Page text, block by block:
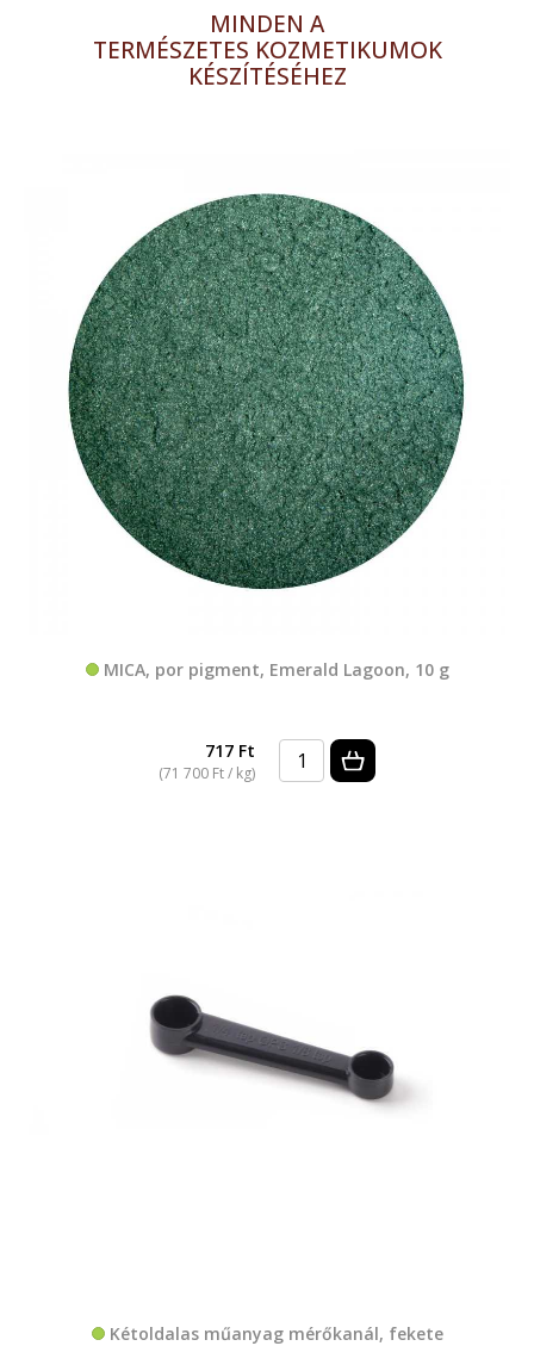
MINDEN A
TERMÉSZETES KOZMETIKUMOK
KÉSZÍTÉSÉHEZ
MICA, por pigment, Emerald Lagoon, 10 g
717 Ft
(71 700 Ft / kg)
Kétoldalas műanyag mérőkanál, fekete